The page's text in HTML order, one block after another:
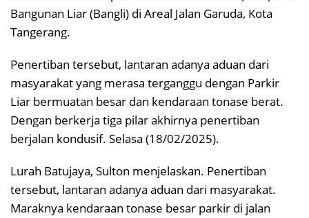
Bangunan Liar (Bangli) di Areal Jalan Garuda, Kota
Tangerang.
Penertiban tersebut, lantaran adanya aduan dari
masyarakat yang merasa terganggu dengan Parkir
Liar bermuatan besar dan kendaraan tonase berat.
Dengan berkerja tiga pilar akhirnya penertiban
berjalan kondusif. Selasa (18/02/2025).
Lurah Batujaya, Sulton menjelaskan. Penertiban
tersebut, lantaran adanya aduan dari masyarakat.
Maraknya kendaraan tonase besar parkir di jalan